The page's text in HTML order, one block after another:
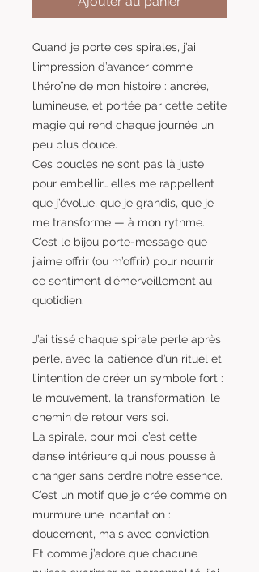
Quand je porte ces spirales, j’ai
l’impression d’avancer comme
l’héroïne de mon histoire : ancrée,
lumineuse, et portée par cette petite
magie qui rend chaque journée un
peu plus douce.
Ces boucles ne sont pas là juste
pour embellir… elles me rappellent
que j’évolue, que je grandis, que je
me transforme — à mon rythme.
C’est le bijou porte-message que
j’aime offrir (ou m’offrir) pour nourrir
ce sentiment d’émerveillement au
quotidien.
J’ai tissé chaque spirale perle après
perle, avec la patience d’un rituel et
l’intention de créer un symbole fort :
le mouvement, la transformation, le
chemin de retour vers soi.
La spirale, pour moi, c’est cette
danse intérieure qui nous pousse à
changer sans perdre notre essence.
C’est un motif que je crée comme on
murmure une incantation :
doucement, mais avec conviction.
Et comme j’adore que chacune